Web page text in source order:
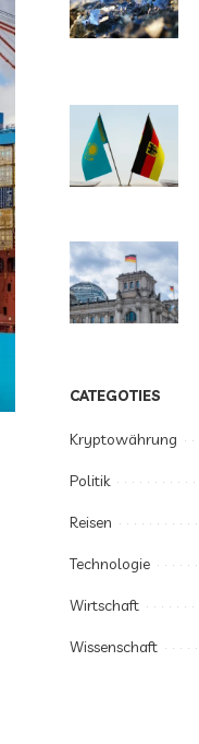
CATEGOTIES
Kryptowährung
Politik
Reisen
Technologie
Wirtschaft
Wissenschaft